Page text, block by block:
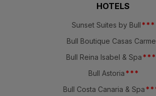
Sunset Suites by Bull
Bull Boutique Casas Carmen
Bull Reina Isabel & Spa ***
Bull Astoria** *
Bull Costa Canaria & Spa
Bull Escorial & Spa * * *